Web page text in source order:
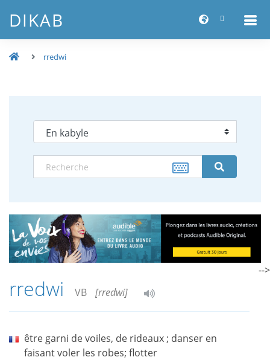
DIKAB
rredwi
rredwi VB [rredwi]
être garni de voiles, de rideaux ; danser en
faisant voler les robes; flotter
-->